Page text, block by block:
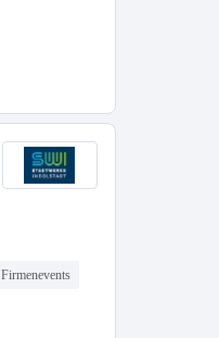
Firmenevents